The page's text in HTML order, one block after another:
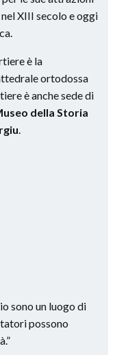
XIII secolo e oggi
è la
ortodossa
è anche sede di
della Storia
.
sono un luogo di
possono